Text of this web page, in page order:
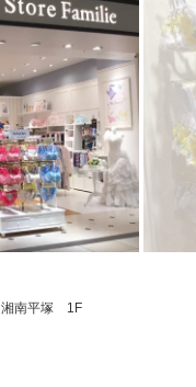
湘南平塚 1F